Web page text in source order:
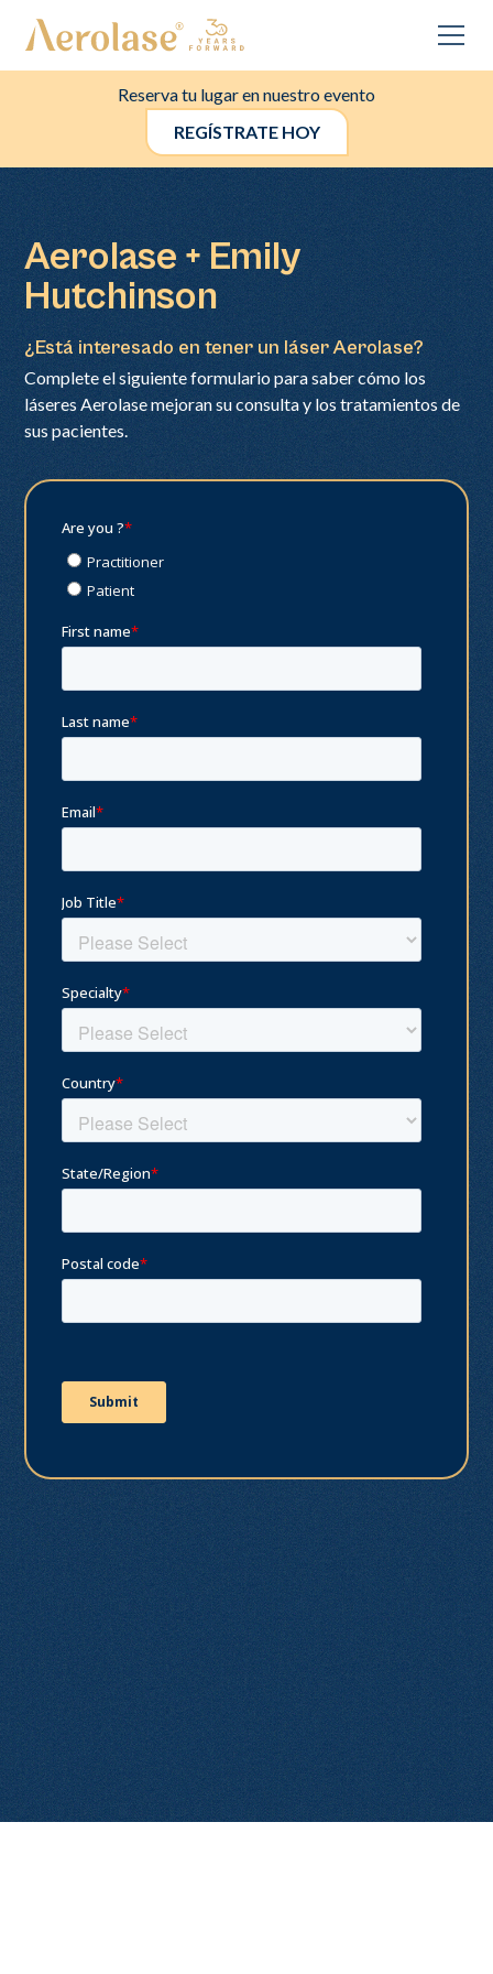
Reserva tu lugar en nuestro evento
REGÍSTRATE HOY
Aerolase + Emily
Hutchinson
¿Está interesado en tener un láser Aerolase?
Complete el siguiente formulario para saber cómo los
láseres Aerolase mejoran su consulta y los tratamientos de
sus pacientes.